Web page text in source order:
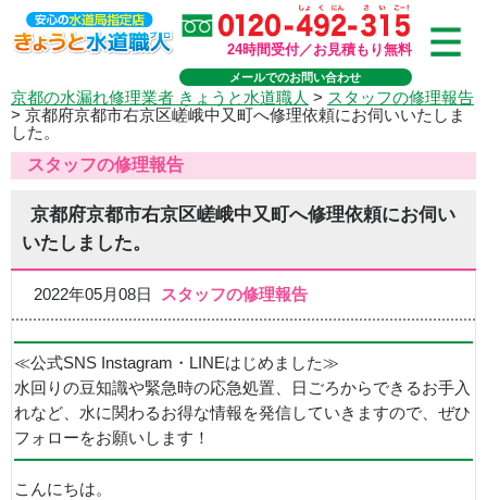
24時間受付／お見積もり無料
メールでのお問い合わせ
京都の水漏れ修理業者 きょうと水道職人 > スタッフの修理報告
> 京都府京都市右京区嵯峨中又町へ修理依頼にお伺いいたしま
した。
スタッフの修理報告
京都府京都市右京区嵯峨中又町へ修理依頼にお伺い
いたしました。
2022年05月08日 スタッフの修理報告
≪公式SNS Instagram・LINEはじめました≫
水回りの豆知識や緊急時の応急処置、日ごろからできるお手入
れなど、水に関わるお得な情報を発信していきますので、ぜひ
フォローをお願いします！
こんにちは。